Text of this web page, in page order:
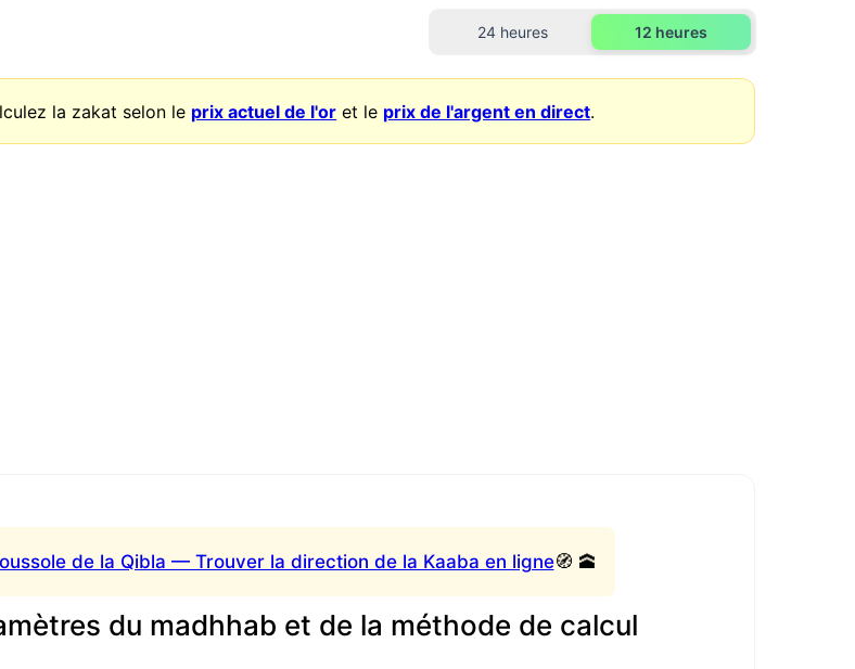
24 heures 12 heures
la zakat selon le prix actuel de l'or et le prix de l'argent en direct.
de la Qibla — Trouver la direction de la Kaaba en ligne🧭 🕋
du madhhab et de la méthode de calcul